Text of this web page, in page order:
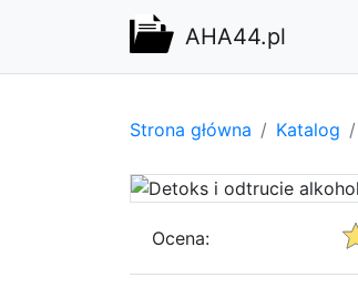
AHA44.pl
Strona główna Katalog
Ocena: